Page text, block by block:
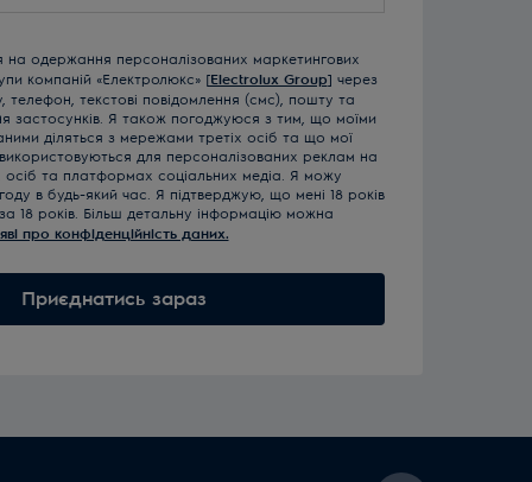
на одержання персоналізованих маркетингових
компаній «Електролюкс» [Electrolux Group] через
телефон, текстові повідомлення (смс), пошту та
застосунків. Я також погоджуюся з тим, що моїми
діляться з мережами третіх осіб та що мої
для персоналізованих реклам на
осіб та платформах соціальних медіа. Я можу
в будь-який час. Я підтверджую, що мені 18 років
18 років. Більш детальну інформацію можна
про конфіденційність даних.
Приєднатись зараз